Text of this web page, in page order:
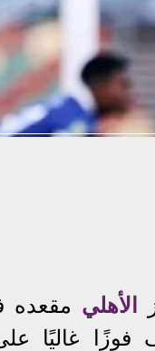
الأهلي مقعده
غاليًا